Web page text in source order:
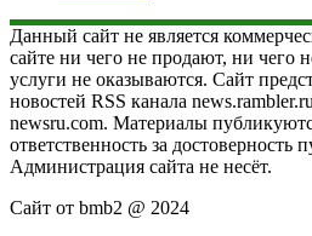
Данный сайт не является
сайте ни чего не продают, ни чего
услуги не оказываются. Сайт
новостей RSS канала
newsru.com. Материалы
ответственность за достоверность
Администрация сайта не несёт.
Сайт от bmb2 @ 2024